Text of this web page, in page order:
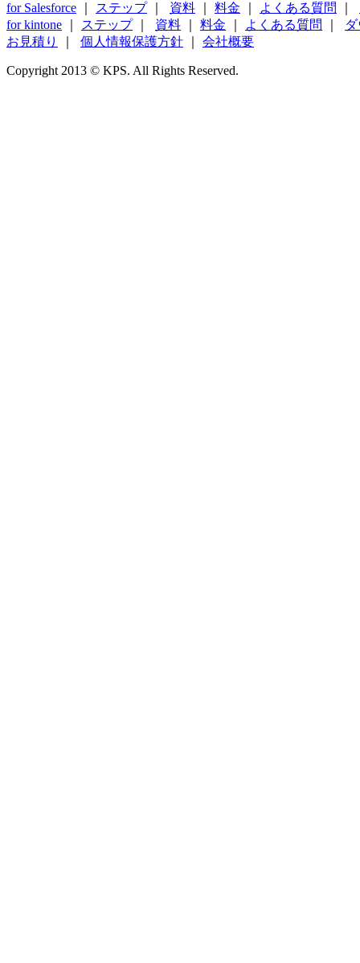
for Salesforce
ステップ｜ 資料 料金 よくある質問
for kintone
ステップ｜ 資料 料金 よくある質問
お見積り
個人情報保護方針 会社概要
Copyright 2013 © KPS. All Rights Reserved.